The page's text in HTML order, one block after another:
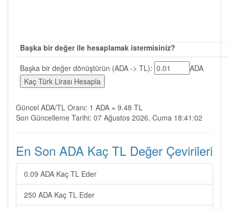
Başka bir değer ile hesaplamak istermisiniz?
Başka bir değer dönüştürün (ADA -> TL):
ADA
Güncel ADA/TL Oranı: 1 ADA = 9.48 TL
Son Güncelleme Tarihi: 07 Ağustos 2026, Cuma 18:41:02
En Son ADA Kaç TL Değer Çevirileri
0.09 ADA Kaç TL Eder
250 ADA Kaç TL Eder